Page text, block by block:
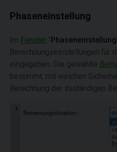
Phaseneinstellung
Im Fenster "Phaseneinstellung
Berechnungseinstellungen für
eingegeben. Die gewählte
bestimmt, mit welchen
Berechnung der zuständigen